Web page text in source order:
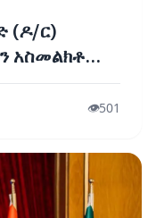
(ዶ/ር)
አስመልክቶ
👁️501